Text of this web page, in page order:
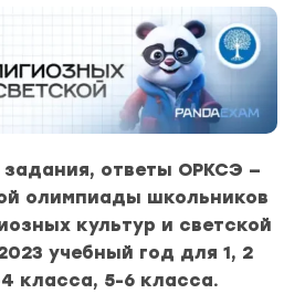
ответы ОРКСЭ —
олимпиады школьников
культур и светской
учебный год для 1, 2
класса, 5-6 класса.